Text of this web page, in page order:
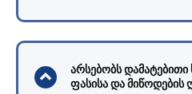
არსებობს
ფასისა და